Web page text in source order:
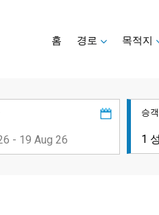
홈 경로 목적지
승객